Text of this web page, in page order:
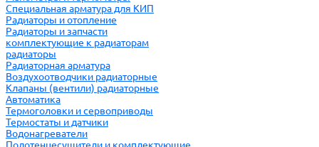
Специальная арматура для КИП
Радиаторы и отопление
Радиаторы и запчасти
комплектующие к радиаторам
радиаторы
Радиаторная арматура
Воздухоотводчики радиаторные
Клапаны (вентили) радиаторные
Автоматика
Термоголовки и сервоприводы
Термостаты и датчики
Водонагреватели
Полотенцесушители и комплектующие